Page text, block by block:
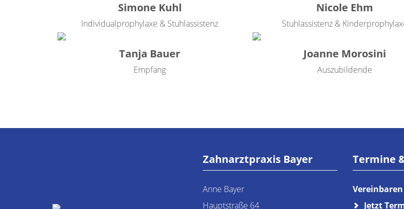
Simone Kuhl
Individualprophylaxe & Stuhlassistenz
Nicole Ehm
Stuhlassistenz &
Tanja Bauer
Empfang
Joanne Morosini
Auszubildende
Zahnarztpraxis Bayer
Anne Bayer
Hauptstraße 64
Termine
Jetzt